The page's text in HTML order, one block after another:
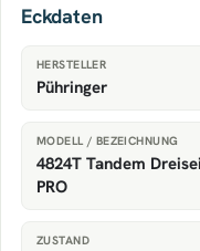
Eckdaten
HERSTELLER
Pühringer
MODELL / BEZEICHNUNG
4824T Tandem
PRO
ZUSTAND